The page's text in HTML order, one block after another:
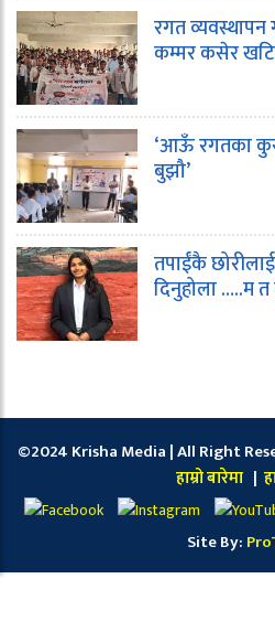
रगत व्यवस्थापन
कम्मर कसेर
‘आऊँ रगतका
बुझौ’
तपाईंकै
दिनुहोला …..म त
©2024 Krisha Media | All Right
हाम्रो बारेमा |
Site By: